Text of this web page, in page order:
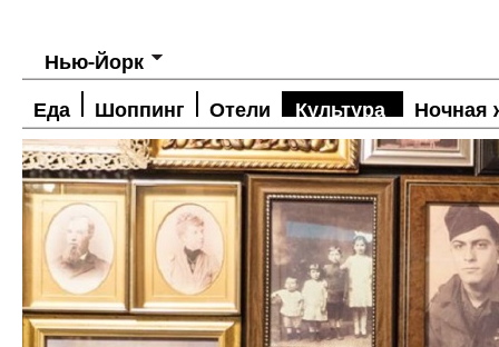
Нью-Йорк
Еда Шоппинг Отели Культура Ночная